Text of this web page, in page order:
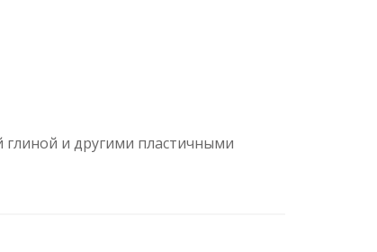
и другими пластичными